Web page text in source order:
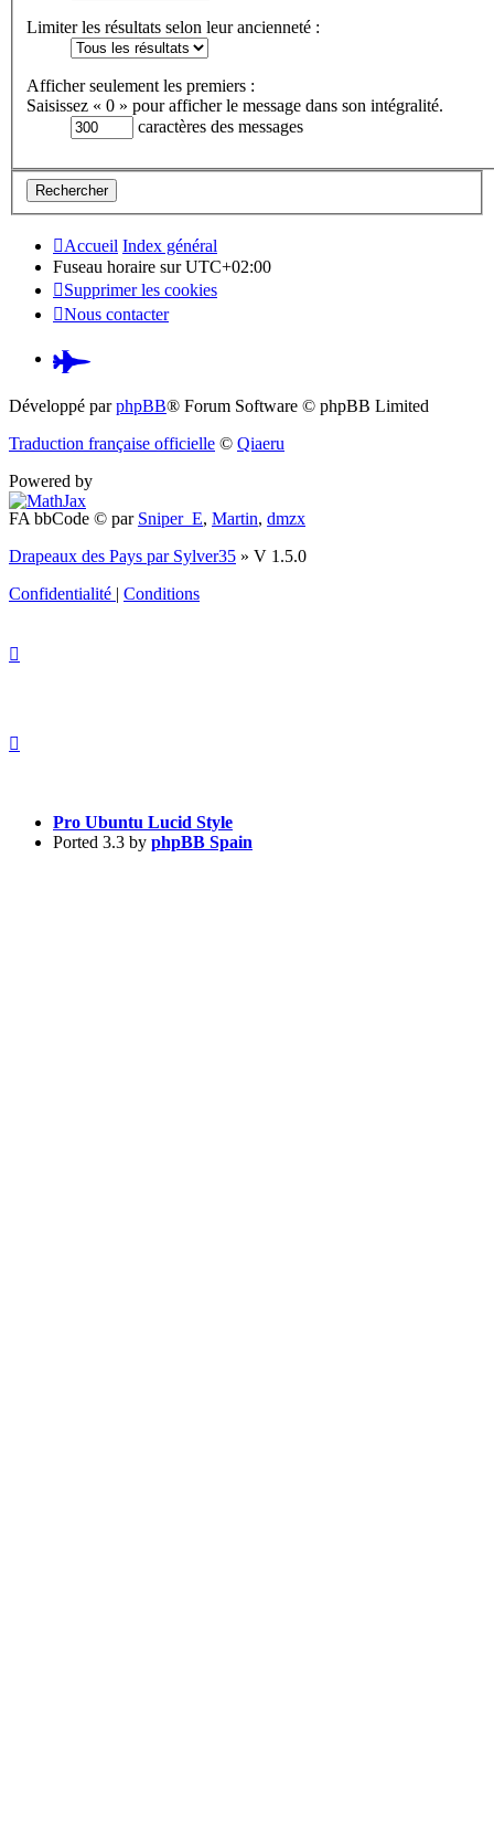
Limiter les résultats selon leur ancienneté :
Afficher seulement les premiers :
Saisissez « 0 » pour afficher le message dans son intégralité.
caractères des messages
Accueil Index général
Fuseau horaire surUTC+02:00
Supprimer les cookies
Nous contacter
Pardus.at
(S’ouvre
nouvel
Développé parphpBB® Forum Software © phpBB Limited
Traduction française officielle © Qiaeru
Powered by
FA bbCode © par Sniper_E, Martin, dmzx
Drapeaux des Pays par Sylver35 » V 1.5.0
Confidentialité | Conditions
Pro Ubuntu Lucid Style
Ported 3.3 by phpBB Spain